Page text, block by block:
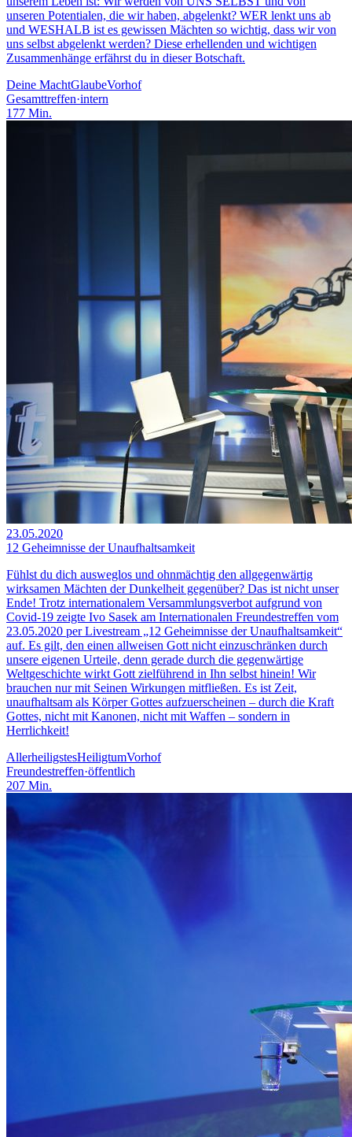
unseren Potentialen, die wir haben, abgelenkt? WER lenkt uns ab
und WESHALB ist es gewissen Mächten so wichtig, dass wir von
uns selbst abgelenkt werden? Diese erhellenden und wichtigen
Zusammenhänge erfährst du in dieser Botschaft.
Deine MachtGlaubeVorhof
Gesamttreffen·intern
177 Min.
23.05.2020
12 Geheimnisse der Unaufhaltsamkeit
Fühlst du dich ausweglos und ohnmächtig den allgegenwärtig
wirksamen Mächten der Dunkelheit gegenüber? Das ist nicht unser
Ende! Trotz internationalem Versammlungsverbot aufgrund von
Covid-19 zeigte Ivo Sasek am Internationalen Freundestreffen vom
23.05.2020 per Livestream „12 Geheimnisse der Unaufhaltsamkeit“
auf. Es gilt, den einen allweisen Gott nicht einzuschränken durch
unsere eigenen Urteile, denn gerade durch die gegenwärtige
Weltgeschichte wirkt Gott zielführend in Ihn selbst hinein! Wir
brauchen nur mit Seinen Wirkungen mitfließen. Es ist Zeit,
unaufhaltsam als Körper Gottes aufzuerscheinen – durch die Kraft
Gottes, nicht mit Kanonen, nicht mit Waffen – sondern in
Herrlichkeit!
AllerheiligstesHeiligtumVorhof
Freundestreffen·öffentlich
207 Min.